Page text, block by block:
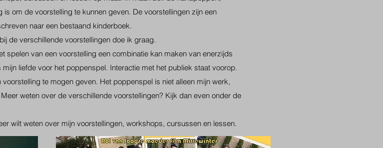
om de voorstelling te kunnen geven. De voorstellingen zijn een
naar een bestaand kinderboek.
de verschillende voorstellingen doe ik graag.
spelen van een voorstelling een combinatie kan maken van enerzijds
liefde voor het poppenspel. Interactie met het publiek staat voorop.
te mogen geven. Het poppenspel is niet alleen mijn werk,
weten over de verschillende voorstellingen? Kijk dan even onder de
wilt weten over mijn voorstellingen, workshops, cursussen en lessen.